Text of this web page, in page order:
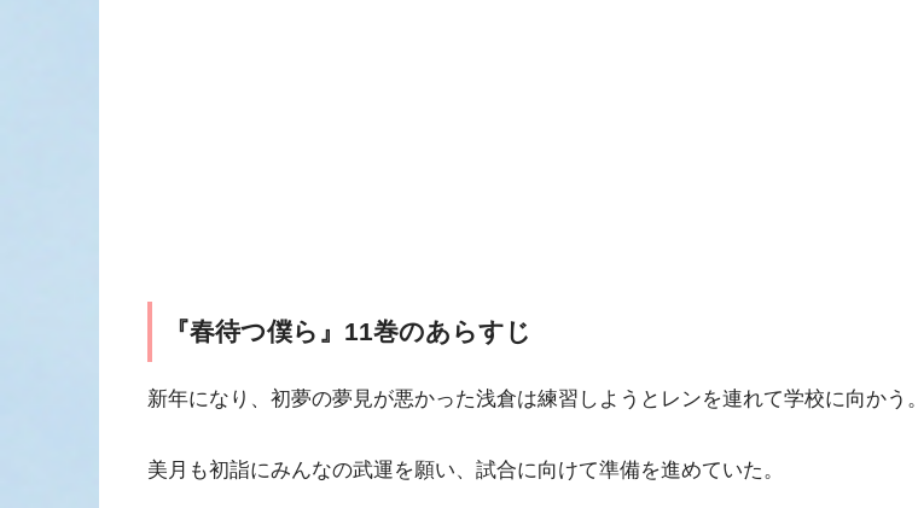
『春待つ僕ら』11巻のあらすじ
新年になり、初夢の夢見が悪かった浅倉は練習しようとレンを連れて学校に向かう。
美月も初詣にみんなの武運を願い、試合に向けて準備を進めていた。